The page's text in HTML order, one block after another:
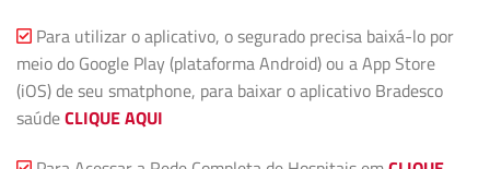
Para utilizar o aplicativo, o segurado precisa baixá-lo por
meio do Google Play (plataforma Android) ou a App Store
(iOS) de seu smatphone, para baixar o aplicativo Bradesco
saúdeCLIQUE AQUI